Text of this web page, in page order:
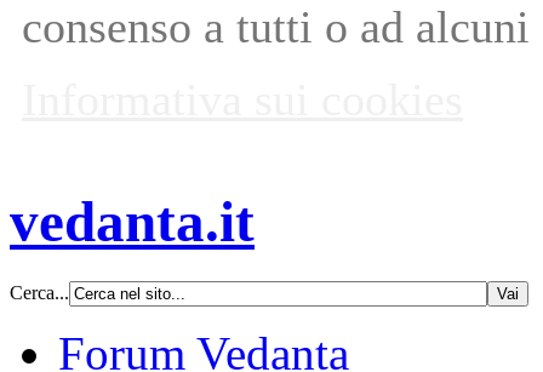
consenso a tutti o ad
vedanta.it
Cerca...
Forum Vedanta